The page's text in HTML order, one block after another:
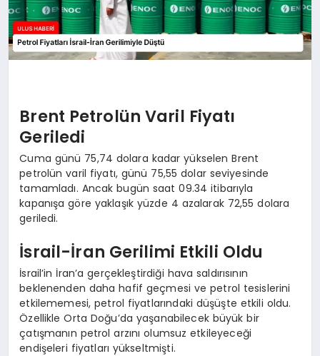
Brent Petrolün Varil Fiyatı
Geriledi
Cuma günü 75,74 dolara kadar yükselen Brent
petrolün varil fiyatı, günü 75,55 dolar seviyesinde
tamamladı. Ancak bugün saat 09.34 itibarıyla
kapanışa göre yaklaşık yüzde 4 azalarak 72,55 dolara
geriledi.
İsrail-İran Gerilimi Etkili Oldu
İsrail’in İran’a gerçekleştirdiği hava saldırısının
beklenenden daha hafif geçmesi ve petrol tesislerini
etkilememesi, petrol fiyatlarındaki düşüşte etkili oldu.
Özellikle Orta Doğu’da yaşanabilecek büyük bir
çatışmanın petrol arzını olumsuz etkileyeceği
endişeleri fiyatları yükseltmişti.